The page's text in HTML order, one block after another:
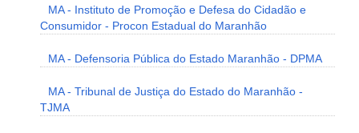
MA - Instituto de Promoção e Defesa do Cidadão e
Consumidor - Procon Estadual do Maranhão
MA - Defensoria Pública do Estado Maranhão - DPMA
MA - Tribunal de Justiça do Estado do Maranhão -
TJMA